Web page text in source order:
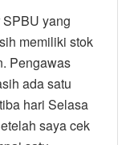
yang
memiliki stok
Pengawas
ada satu
hari Selasa
saya cek